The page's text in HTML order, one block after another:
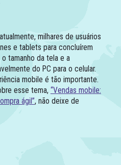
milhares de usuários
e tablets para concluírem
tamanho da tela e a
do PC para o celular.
mobile é tão importante.
esse tema, “Vendas mobile:
ágil”, não deixe de